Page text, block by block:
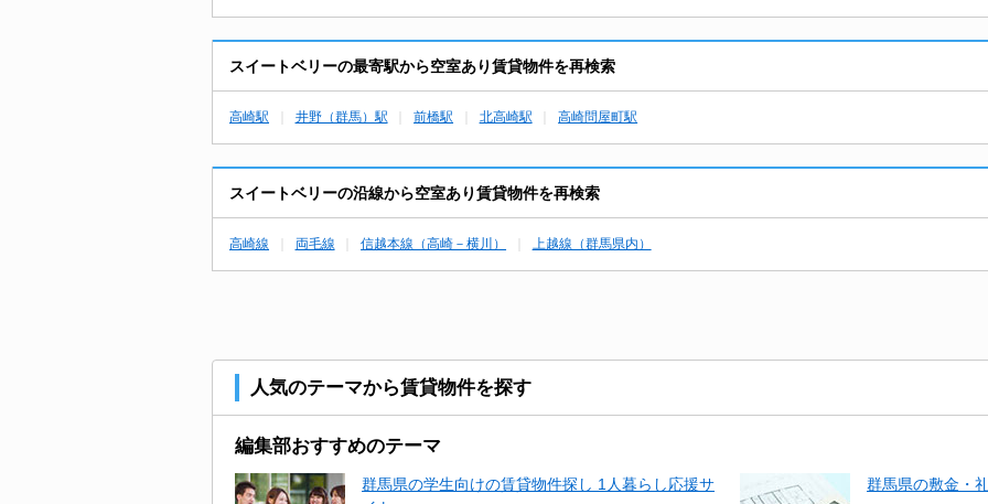
スイートベリーの最寄駅から空室あり賃貸物件を再検索
高崎駅 井野（群馬）駅 前橋駅 北高崎駅 高崎問屋町駅
スイートベリーの沿線から空室あり賃貸物件を再検索
高崎線 両毛線 信越本線（高崎－横川） 上越線（群馬県内）
人気のテーマから賃貸物件を探す
編集部おすすめのテーマ
群馬県の学生向けの賃貸物件探し 1人暮らし応援サ
群馬県の敷金・